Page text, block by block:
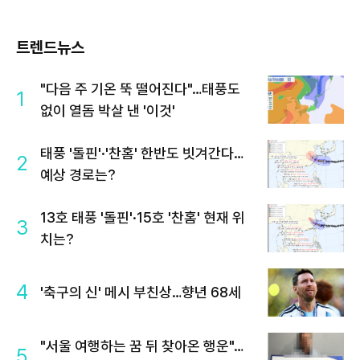
트렌드뉴스
1
"다음 주 기온 뚝 떨어진다"…태풍도
없이 열돔 박살 낸 '이것'
2
태풍 '돌핀'·'찬홈' 한반도 빗겨간다…
예상 경로는?
3
13호 태풍 '돌핀'·15호 '찬홈' 현재 위
치는?
4 '축구의 신' 메시 부친상…향년 68세
"서울 여행하는 꿈 뒤 찾아온 행운"…